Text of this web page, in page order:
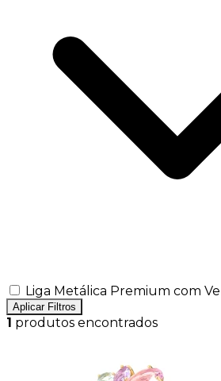
Liga Metálica Premium com
Aplicar Filtros
1 produtos encontrados